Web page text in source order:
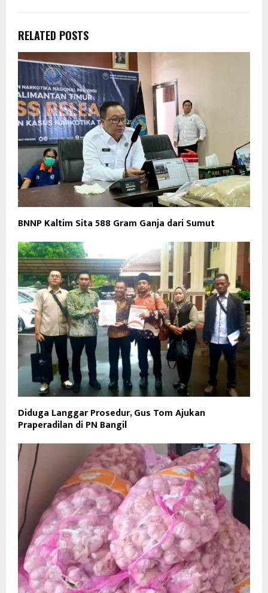
RELATED POSTS
BNNP Kaltim Sita 588 Gram Ganja dari Sumut
Diduga Langgar Prosedur, Gus Tom Ajukan
Praperadilan di PN Bangil